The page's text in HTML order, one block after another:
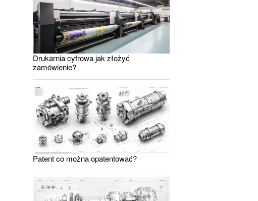
Drukarnia cyfrowa jak złożyć
zamówienie?
Patent co można opatentować?